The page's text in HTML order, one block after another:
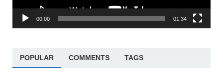
00:00 01:34
POPULAR COMMENTS TAGS